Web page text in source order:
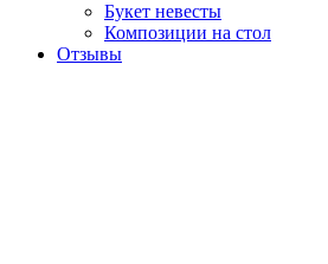
Букет невесты
Композиции на стол
Отзывы